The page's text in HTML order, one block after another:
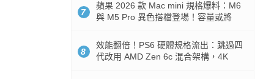
7
蘋果 2026 款 Mac mini 規格爆料：M6
與 M5 Pro 異色搭檔登場！容量或將
8
效能翻倍！PS6 硬體規格流出：跳過四
代改用 AMD Zen 6c 混合架構，4K